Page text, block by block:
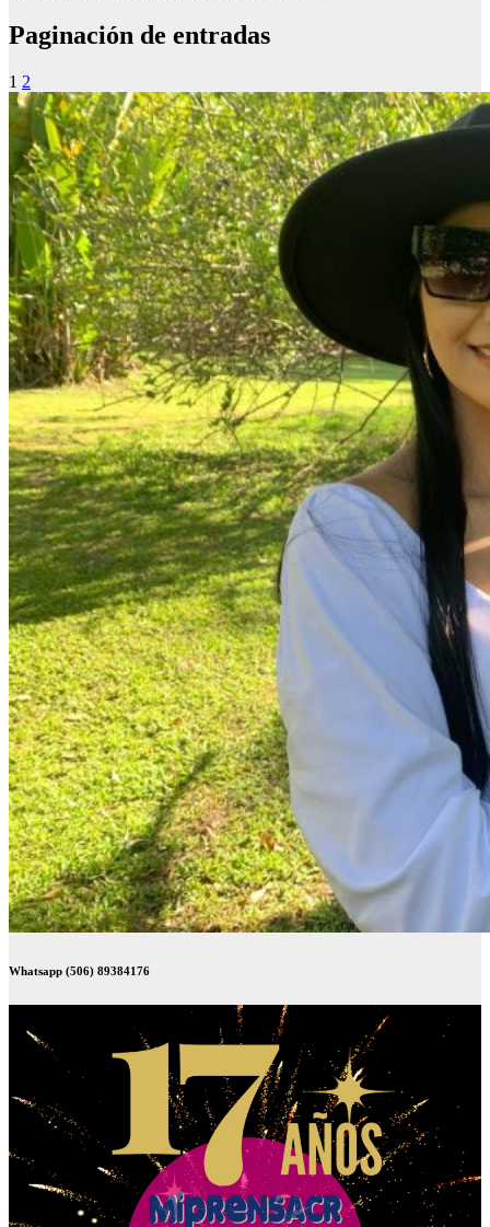
Paginación de entradas
1 2
Whatsapp (506) 89384176